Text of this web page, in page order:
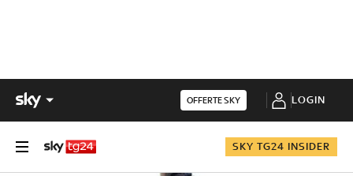
OFFERTE SKY LOGIN
SKY TG24 INSIDER